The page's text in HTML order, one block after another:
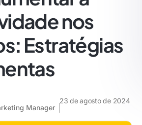
nos
Estratégias
Manager
23 de agosto de 2024